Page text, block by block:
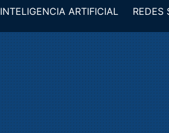
INTELIGENCIA ARTIFICIAL REDES